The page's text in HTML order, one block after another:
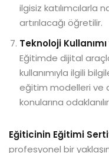
ilgisiz katılımcılarla
artırılacağı öğretilir.
Teknoloji
Eğitimde dijital
kullanımıyla ilgili
eğitim modelleri ve
konularına
Eğiticinin Eğitimi
profesyonel bir